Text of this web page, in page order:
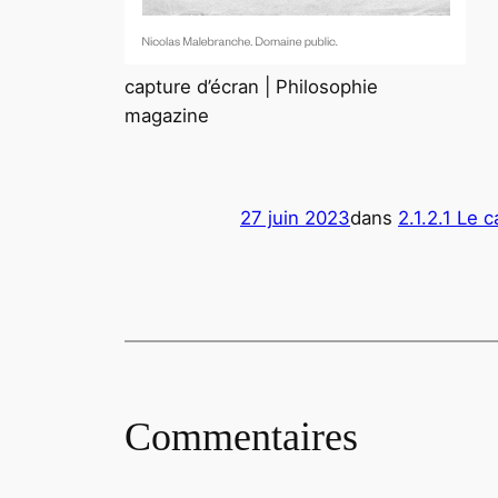
capture d’écran | Philosophie
magazine
27 juin 2023dans 2.1.2.1 Le
Commentaires